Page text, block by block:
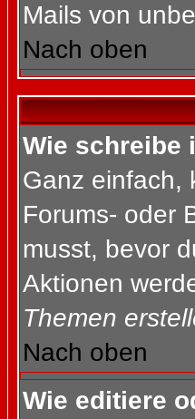
Mails von
Nach oben
Wie schreibe
Ganz einfach,
Forums- oder
musst, bevor
Aktionen
Themen
Nach oben
Wie editiere